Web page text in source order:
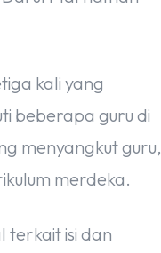
kali yang
beberapa guru di
menyangkut guru,
merdeka.
terkait isi dan